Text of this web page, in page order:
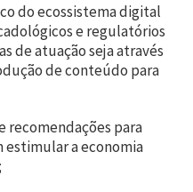
do ecossistema digital
e regulatórios
de atuação seja através
de conteúdo para
recomendações para
a economia